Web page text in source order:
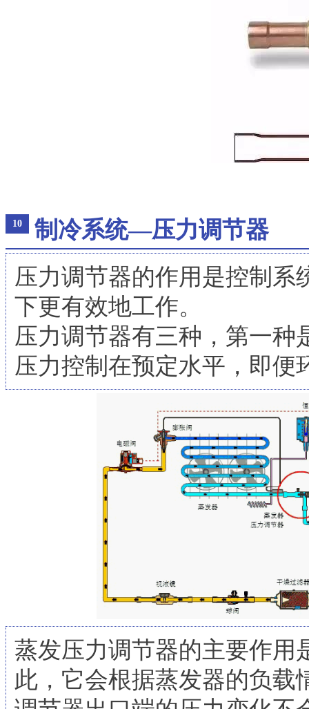
10
制冷系统—压力调节器
压力调节器的作用是控制系
下更有效地工作。
压力调节器有三种，第一种
压力控制在预定水平，即便
蒸发压力调节器的主要作用
此，它会根据蒸发器的负载